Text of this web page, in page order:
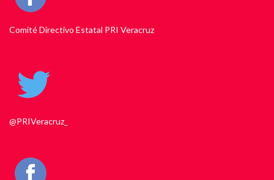
Comité Directivo Estatal PRI Veracruz
@PRIVeracruz_